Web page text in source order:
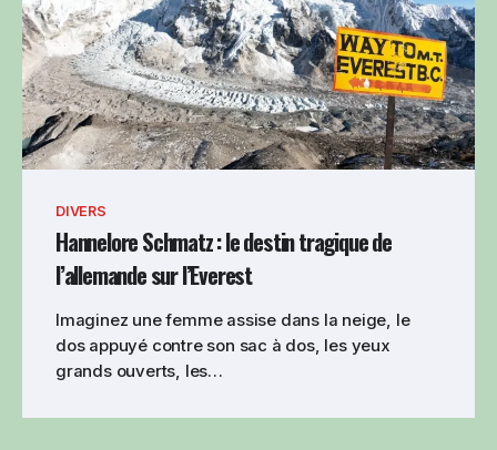
DIVERS
Hannelore Schmatz : le destin tragique de
l’allemande sur l’Everest
Imaginez une femme assise dans la neige, le
dos appuyé contre son sac à dos, les yeux
grands ouverts, les…